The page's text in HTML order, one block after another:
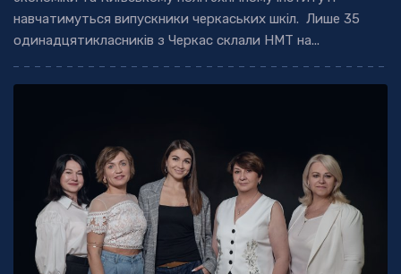
навчатимуться випускники черкаських шкіл. Лише 35
одинадцятикласників з Черкас склали НМТ на...